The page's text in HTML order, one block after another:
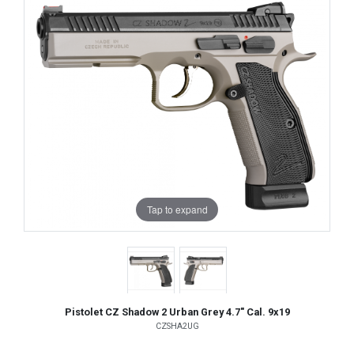
Tap to expand
Pistolet CZ Shadow 2 Urban Grey 4.7" Cal. 9x19
CZSHA2UG